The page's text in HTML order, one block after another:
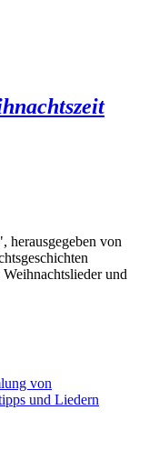
herausgegeben von
und
von
und Liedern